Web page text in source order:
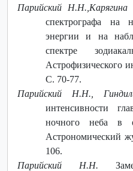
Парийский
спектрографа на
энергии и на
спектре
Астрофизического
С. 70-77.
Парийский Н.Н.,
интенсивности
ночного неба в
Астрономический
106.
Парийский Н.Н.